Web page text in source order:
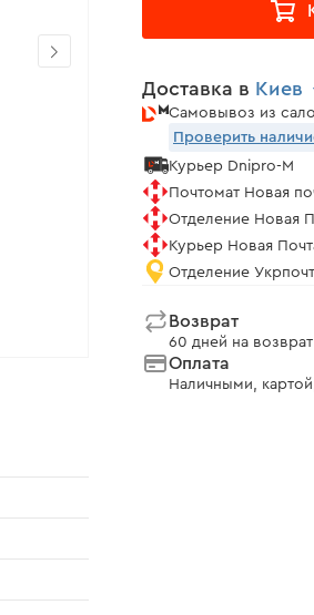
Доставка в Киев
Самовывоз из
Проверить
Курьер Dnipro-M
Почтомат Новая
Отделение Новая
Курьер Новая
Отделение
Возврат
60 дней на возврат
Оплата
Наличными,